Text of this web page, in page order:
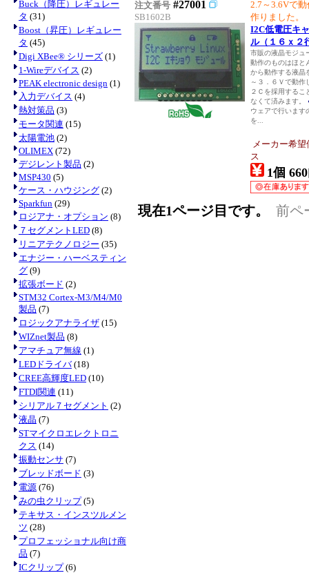
Buck（降圧）レギュレー
タ (31)
Boost（昇圧）レギュレー
タ (45)
Digi XBee® シリーズ (1)
1-Wireデバイス (2)
PEAK electronic design (1)
入力デバイス (4)
熱対策品 (3)
モータ関連 (15)
太陽電池 (2)
OLIMEX (72)
デジレント製品 (2)
MSP430 (5)
ケース・ハウジング (2)
Sparkfun (29)
ロジアナ・オプション (8)
７セグメントLED (8)
リニアテクノロジー (35)
エナジー・ハーベスティン
グ (9)
拡張ボード (2)
STM32 Cortex-M3/M4/M0
製品 (7)
ロジックアナライザ (15)
WIZnet製品 (8)
アマチュア無線 (1)
LEDドライバ(18)
CREE高輝度LED (10)
FTDI関連 (11)
シリアル７セグメント (2)
液晶 (7)
STマイクロエレクトロニ
クス (14)
振動センサ (7)
ブレッドボード (3)
電源 (76)
みの虫クリップ(5)
テキサス・インスツルメン
ツ (28)
プロフェッショナル向け商
品 (7)
ICクリップ(6)
注文番号 #27001
SB1602B
2.7～3.6Vで
作りました。
I2C低電圧キ
ル（１６ｘ２
市販の液晶モジュ
動作のものはほと
から動作する液晶
～３．６Ｖで動作
２Ｃを採用するこ
なくて済みます。
ウェアで行います
を...
メーカー希
ス
1個 660
現在1ページ目です。 前ペ